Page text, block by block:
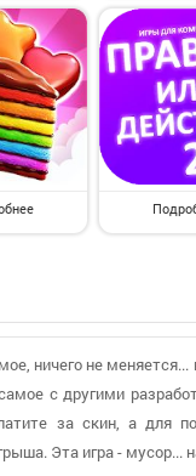
ничего не
с другими
за скин, а для
Эта игра -